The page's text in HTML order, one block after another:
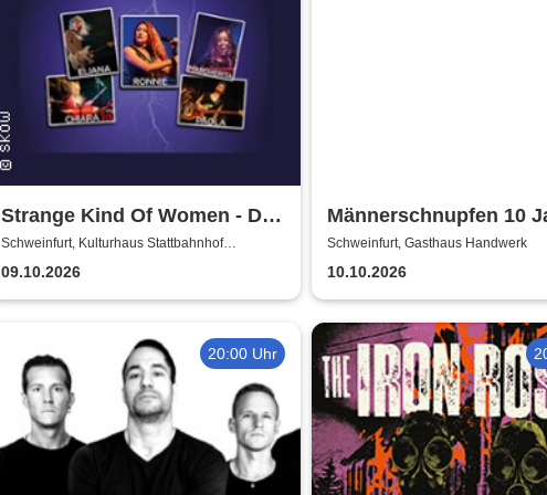
Strange Kind Of Women - Die
einzigen weiblichen Deep
Purple Classics
Schweinfurt, Kulturhaus Stattbahnhof
Schweinfurt
09.10.2026
Männerschnupfen 10
Jubiläumsshow
Schweinfurt, Gasthaus Handwerk
10.10.2026
20:00 Uhr